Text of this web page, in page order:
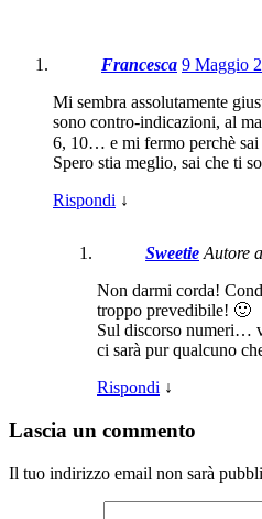
Francesca 9 Maggio
Mi sembra assolutamente
sono contro-indicazioni, al
6, 10… e mi fermo perchè
Spero stia meglio, sai che ti
Rispondi ↓
Sweetie Autore
Non darmi corda!
troppo prevedibile! 🙂
Sul discorso numeri…
ci sarà pur qualcuno
Rispondi ↓
Lascia un commento
Il tuo indirizzo email non sarà